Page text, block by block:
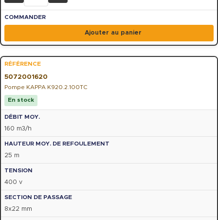
Ajouter au panier
5072001620
Pompe KAPPA K920.2.100TC
En stock
160 m3/h
25 m
400 v
8x22 mm